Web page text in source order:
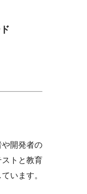
開発者の
トと教育
います。